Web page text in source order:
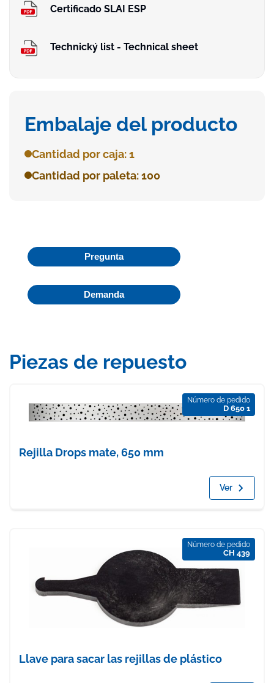
Certificado SLAI ESP
Technický list - Technical sheet
Embalaje del producto
Cantidad por caja: 1
Cantidad por paleta: 100
Pregunta
Demanda
Piezas de repuesto
Número de pedido
D 650 1
Rejilla Drops mate, 650 mm
Ver
Número de pedido
CH 439
Llave para sacar las rejillas de plástico